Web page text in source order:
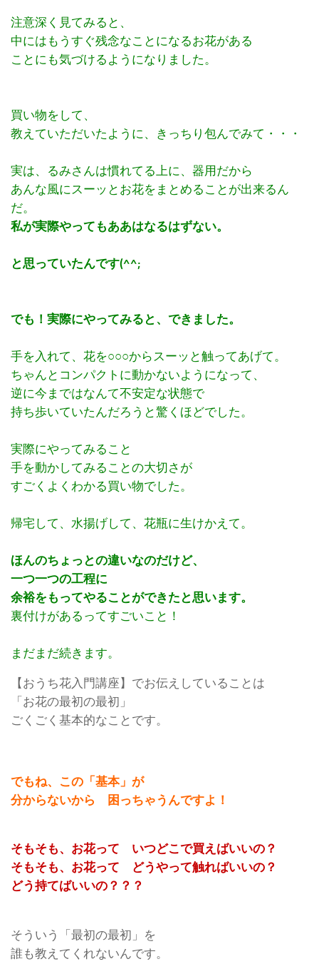
注意深く見てみると、
中にはもうすぐ残念なことになるお花がある
ことにも気づけるようになりました。
買い物をして、
教えていただいたように、きっちり包んでみて・・・
実は、るみさんは慣れてる上に、器用だから
あんな風にスーッとお花をまとめることが出来るん
だ。
私が実際やってもああはなるはずない。
と思っていたんです(^^;
でも！実際にやってみると、できました。
手を入れて、花を○○○からスーッと触ってあげて。
ちゃんとコンパクトに動かないようになって、
逆に今まではなんて不安定な状態で
持ち歩いていたんだろうと驚くほどでした。
実際にやってみること
手を動かしてみることの大切さが
すごくよくわかる買い物でした。
帰宅して、水揚げして、花瓶に生けかえて。
ほんのちょっとの違いなのだけど、
一つ一つの工程に
余裕をもってやることができたと思います。
裏付けがあるってすごいこと！
まだまだ続きます。
【おうち花入門講座】でお伝えしていることは
「お花の最初の最初」
ごくごく基本的なことです。
でもね、この「基本」が
分からないから 困っちゃうんですよ！
そもそも、お花って いつどこで買えばいいの？
そもそも、お花って どうやって触ればいいの？
どう持てばいいの？？？
そういう「最初の最初」を
誰も教えてくれないんです。